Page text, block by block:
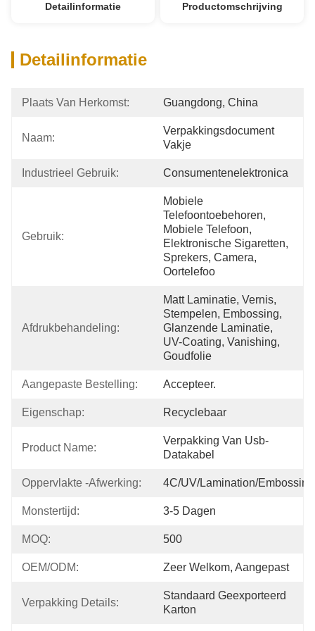
Detailinformatie Productomschrijving
Detailinformatie
Plaats Van Herkomst: Guangdong, China
Naam:
Verpakkingsdocument
Vakje
Industrieel Gebruik: Consumentenelektronica
Gebruik:
Mobiele
Telefoontoebehoren,
Mobiele Telefoon,
Elektronische Sigaretten,
Sprekers, Camera,
Oortelefoo
Afdrukbehandeling:
Matt Laminatie, Vernis,
Stempelen, Embossing,
Glanzende Laminatie,
UV-Coating, Vanishing,
Goudfolie
Aangepaste Bestelling: Accepteer.
Eigenschap: Recyclebaar
Product Name:
Verpakking Van Usb-
Datakabel
Oppervlakte -afwerking: 4C/UV/Lamination/
Monstertijd: 3-5 Dagen
MOQ: 500
OEM/ODM: Zeer Welkom, Aangepast
Verpakking Details:
Standaard Geexporteerd
Karton